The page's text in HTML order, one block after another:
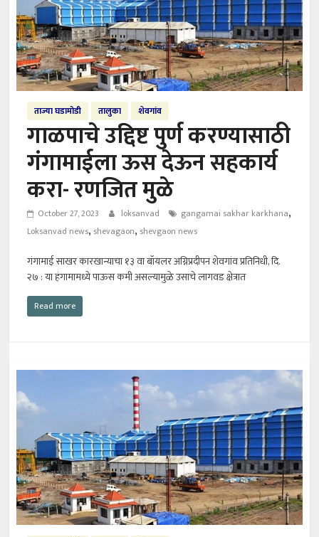
ताज्या घडामोडी तालुका शेवगांव
गाळपाचे उद्दिष्ट पुर्ण करण्यासाठी
गंगामाईला ऊस देऊन सहकार्य
करा- रणजित मुळे
October 27, 2023 loksanvad gangamai sakhar karkhana,
Loksanvad news, shevagaon, shevgaon news
गंगामाई साखर कारखान्याचा १३ वा बॉयलर अग्निप्रदीपन शेवगांव प्रतिनिधी, दि.
२७ : या हंगामामध्ये पाऊस कमी असल्यामुळे उसाचे लागवड क्षेत्रात
Read more